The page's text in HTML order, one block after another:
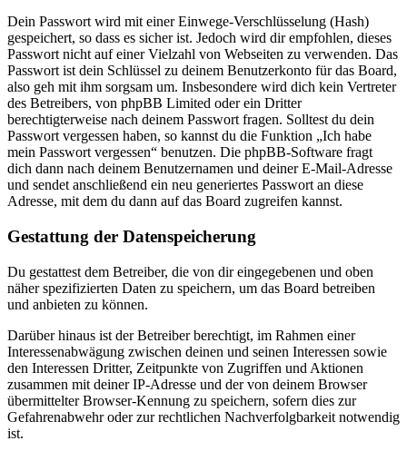
Dein Passwort wird mit einer Einwege-Verschlüsselung (Hash)
gespeichert, so dass es sicher ist. Jedoch wird dir empfohlen, dieses
Passwort nicht auf einer Vielzahl von Webseiten zu verwenden. Das
Passwort ist dein Schlüssel zu deinem Benutzerkonto für das Board,
also geh mit ihm sorgsam um. Insbesondere wird dich kein Vertreter
des Betreibers, von phpBB Limited oder ein Dritter
berechtigterweise nach deinem Passwort fragen. Solltest du dein
Passwort vergessen haben, so kannst du die Funktion „Ich habe
mein Passwort vergessen“ benutzen. Die phpBB-Software fragt
dich dann nach deinem Benutzernamen und deiner E-Mail-Adresse
und sendet anschließend ein neu generiertes Passwort an diese
Adresse, mit dem du dann auf das Board zugreifen kannst.
Gestattung der Datenspeicherung
Du gestattest dem Betreiber, die von dir eingegebenen und oben
näher spezifizierten Daten zu speichern, um das Board betreiben
und anbieten zu können.
Darüber hinaus ist der Betreiber berechtigt, im Rahmen einer
Interessenabwägung zwischen deinen und seinen Interessen sowie
den Interessen Dritter, Zeitpunkte von Zugriffen und Aktionen
zusammen mit deiner IP-Adresse und der von deinem Browser
übermittelter Browser-Kennung zu speichern, sofern dies zur
Gefahrenabwehr oder zur rechtlichen Nachverfolgbarkeit notwendig
ist.